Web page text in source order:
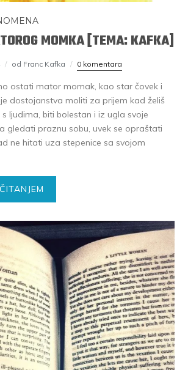
MOMKA [TEMA: KAFKA]
od Franc Kafka 0 komentara
ostati mator momak, kao star čovek i
dostojanstva moliti za prijem kad želiš
ljudima, biti bolestan i iz ugla svoje
gledati praznu sobu, uvek se opraštati
ne hitati uza stepenice sa svojom